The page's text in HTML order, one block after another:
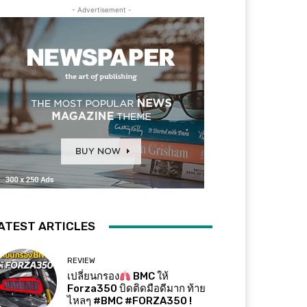
- Advertisement -
ARTICLES
REVIEW
เปลี่ยนกรอง
BMC ให้
Forza350 บิดติดมือดีมาก ท้าย
ไหลๆ #BMC #FORZA350 !